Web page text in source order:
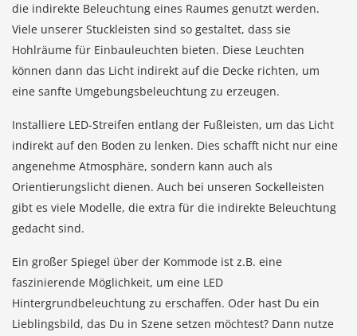
die indirekte Beleuchtung eines Raumes genutzt werden.
Viele unserer Stuckleisten sind so gestaltet, dass sie
Hohlräume für Einbauleuchten bieten. Diese Leuchten
können dann das Licht indirekt auf die Decke richten, um
eine sanfte Umgebungsbeleuchtung zu erzeugen.
Installiere LED-Streifen entlang der Fußleisten, um das Licht
indirekt auf den Boden zu lenken. Dies schafft nicht nur eine
angenehme Atmosphäre, sondern kann auch als
Orientierungslicht dienen. Auch bei unseren Sockelleisten
gibt es viele Modelle, die extra für die indirekte Beleuchtung
gedacht sind.
Ein großer Spiegel über der Kommode ist z.B. eine
faszinierende Möglichkeit, um eine LED
Hintergrundbeleuchtung zu erschaffen. Oder hast Du ein
Lieblingsbild, das Du in Szene setzen möchtest? Dann nutze